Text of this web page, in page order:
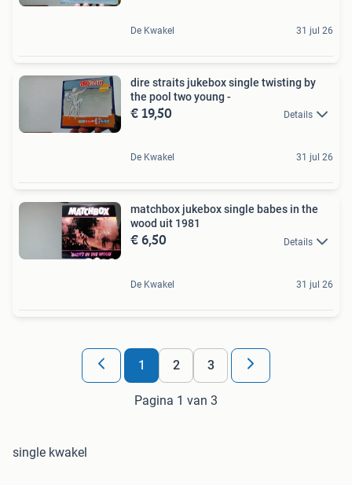
De Kwakel 31 jul 26
dire straits jukebox single twisting by
the pool two young -
€ 19,50 Details
De Kwakel 31 jul 26
matchbox jukebox single babes in the
wood uit 1981
€ 6,50 Details
De Kwakel 31 jul 26
1 2 3
Pagina 1 van 3
single kwakel